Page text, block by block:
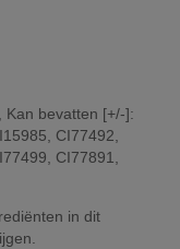
Kan bevatten [+/-]:
CI77492,
CI77891,
in dit